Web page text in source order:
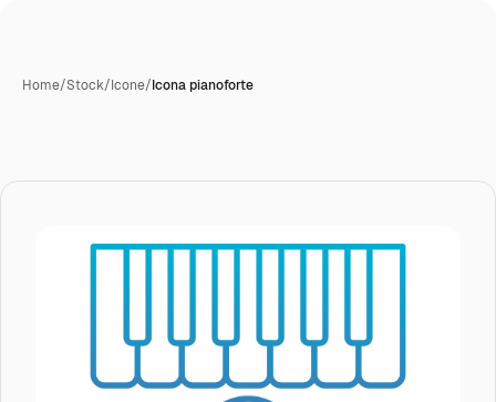
Home/Stock/Icone/Icona pianoforte